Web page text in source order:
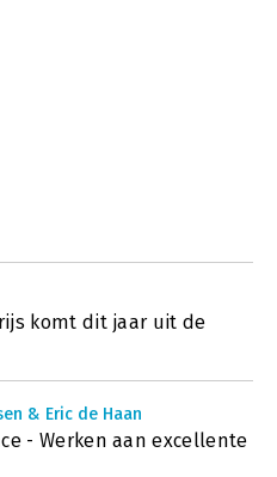
komt dit jaar uit de
& Eric de Haan
- Werken aan excellente